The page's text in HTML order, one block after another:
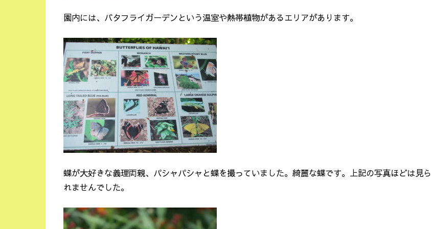
園内には、バタフライガーデンという温室や熱帯植物があるエリアがあります。
蝶が大好きな義理両親、パシャパシャと蝶を撮っていました。綺麗な蝶です。上記の写真ほどは見ら
れませんでした。